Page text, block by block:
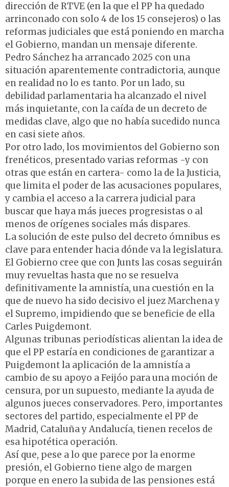
dirección de RTVE (en la que el PP ha quedado
arrinconado con solo 4 de los 15 consejeros) o las
reformas judiciales que está poniendo en marcha
el Gobierno, mandan un mensaje diferente.
Pedro Sánchez ha arrancado 2025 con una
situación aparentemente contradictoria, aunque
en realidad no lo es tanto. Por un lado, su
debilidad parlamentaria ha alcanzado el nivel
más inquietante, con la caída de un decreto de
medidas clave, algo que no había sucedido nunca
en casi siete años.
Por otro lado, los movimientos del Gobierno son
frenéticos, presentado varias reformas -y con
otras que están en cartera- como la de la Justicia,
que limita el poder de las acusaciones populares,
y cambia el acceso a la carrera judicial para
buscar que haya más jueces progresistas o al
menos de orígenes sociales más dispares.
La solución de este pulso del decreto ómnibus es
clave para entender hacia dónde va la legislatura.
El Gobierno cree que con Junts las cosas seguirán
muy revueltas hasta que no se resuelva
definitivamente la amnistía, una cuestión en la
que de nuevo ha sido decisivo el juez Marchena y
el Supremo, impidiendo que se beneficie de ella
Carles Puigdemont.
Algunas tribunas periodísticas alientan la idea de
que el PP estaría en condiciones de garantizar a
Puigdemont la aplicación de la amnistía a
cambio de su apoyo a Feijóo para una moción de
censura, por un supuesto, mediante la ayuda de
algunos jueces conservadores. Pero, importantes
sectores del partido, especialmente el PP de
Madrid, Cataluña y Andalucía, tienen recelos de
esa hipotética operación.
Así que, pese a lo que parece por la enorme
presión, el Gobierno tiene algo de margen
porque en enero la subida de las pensiones está